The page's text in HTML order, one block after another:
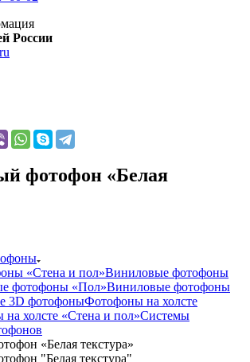
России
фотофон «Белая
«Стена и пол»Виниловые фотофоны
фотофоны «Пол»Виниловые фотофоны
3D фотофоныФотофоны на холсте
холсте «Стена и пол»Системы
«Белая текстура»